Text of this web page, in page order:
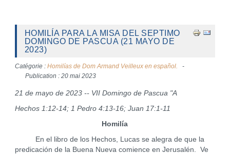
HOMILÍA PARA LA MISA DEL SEPTIMO
DOMINGO DE PASCUA (21 MAYO DE
2023)
Catégorie : Homilías de Dom Armand Veilleux en español.
Publication : 20 mai 2023
21 de mayo de 2023 -- VII Domingo de Pascua "A
Hechos 1:12-14; 1 Pedro 4:13-16; Juan 17:1-11
Homilía
En el libro de los Hechos, Lucas se alegra de que la
predicación de la Buena Nueva comience en Jerusalén. Ve